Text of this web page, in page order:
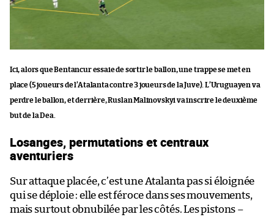
Ici, alors que Bentancur essaie de sortir le ballon, une trappe se met en
place (5 joueurs de l’Atalanta contre 3 joueurs de la Juve). L’Uruguayen va
perdre le ballon, et derrière, Ruslan Malinovskyi va inscrire le deuxième
but de la Dea.
Losanges, permutations et centraux
aventuriers
Sur attaque placée, c’est une Atalanta pas si éloignée
qui se déploie : elle est féroce dans ses mouvements,
mais surtout obnubilée par les côtés. Les pistons –